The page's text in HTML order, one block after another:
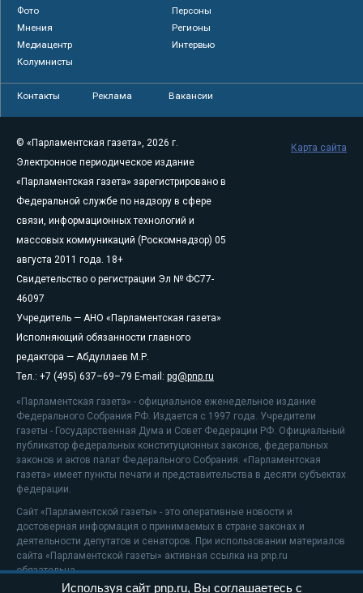
Фото
Персоны
Мнения
Регионы
Медиацентр
Интервью
Колумнисты
Контакты Реклама Вакансии
© «Парламентская газета», 2026 г.
Электронное периодическое издание
«Парламентская газета» зарегистрировано в
Федеральной службе по надзору в сфере
связи, информационных технологий и
массовых коммуникаций (Роскомнадзор) 05
августа 2011 года. 18+
Свидетельство о регистрации Эл № ФС77-
46097
Учредитель — АНО «Парламентская газета»
Исполняющий обязанности главного
редактора — Абдуллаев М.Р.
Тел.: +7 (495) 637–69–79 E-mail: pg@pnp.ru
«Парламентская газета» - официальное еженедельное издание
Федерального Собрания РФ. Издается с 1997 года. Учредители
газеты - Государственная Дума и Совет Федерации РФ. Официальный
публикатор федеральных конституционных законов, федеральных
законов и актов палат Федерального Собрания. «Парламентская
газета» имеет пункты печати и представительства в десяти субъектах
федерации.
Сайт «Парламентской газеты» - это оперативные новости и
достоверная информация о принимаемых в стране законах и
деятельности депутатов и сенаторов. При использовании материалов
сайта «Парламентской газеты» активная ссылка на pnp.ru
обязательна.
Карта сайта
Используя сайт pnp.ru, Вы соглашаетесь с